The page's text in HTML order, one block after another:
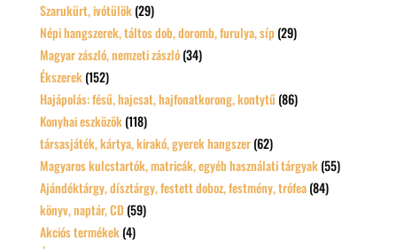
Szarukürt, ivótülök (29)
Népi hangszerek, táltos dob, doromb, furulya, síp (29)
Magyar zászló, nemzeti zászló (34)
Ékszerek (152)
Hajápolás: fésű, hajcsat, hajfonatkorong, kontytű (86)
Konyhai eszközök (118)
társasjáték, kártya, kirakó, gyerek hangszer (62)
Magyaros kulcstartók, matricák, egyéb használati tárgyak (55)
Ajándéktárgy, dísztárgy, festett doboz, festmény, trófea (84)
könyv, naptár, CD (59)
Akciós termékek (4)